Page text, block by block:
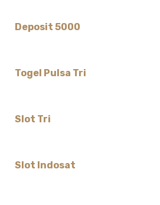
Deposit 5000
Togel Pulsa Tri
Slot Tri
Slot Indosat